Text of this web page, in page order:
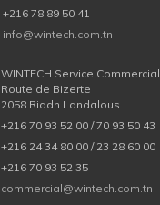
+216 78 89 50 41
info@wintech.com.tn
WINTECH Service Commercial
Route de Bizerte
2058 Riadh Landalous
+216 70 93 52 00 / 70 93 50 43
+216 24 34 80 00 / 23 28 60 00
+216 70 93 52 35
commercial@wintech.com.tn